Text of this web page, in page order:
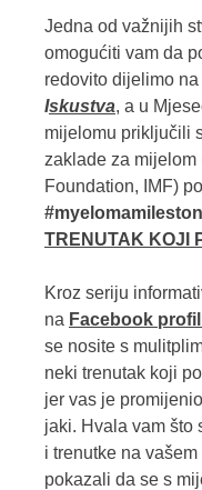
Jedna od važnijih
omogućiti vam da
redovito dijelimo
Iskustva, a u
mijelomu priključili
zaklade za mijelom
Foundation, IMF)
TRENUTAK KOJI
Kroz seriju
na Facebook
se nosite s
neki trenutak koji
jer vas je
jaki. Hvala vam što
i trenutke na
pokazali da se s